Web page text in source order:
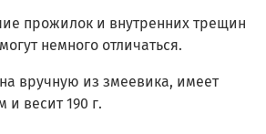
прожилок и внутренних трещин
немного отличаться.
вручную из змеевика, имеет
и весит 190 г.